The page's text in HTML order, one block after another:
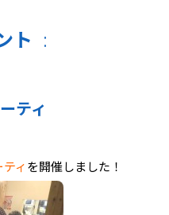
ト
ティ
ィ を開催しました！